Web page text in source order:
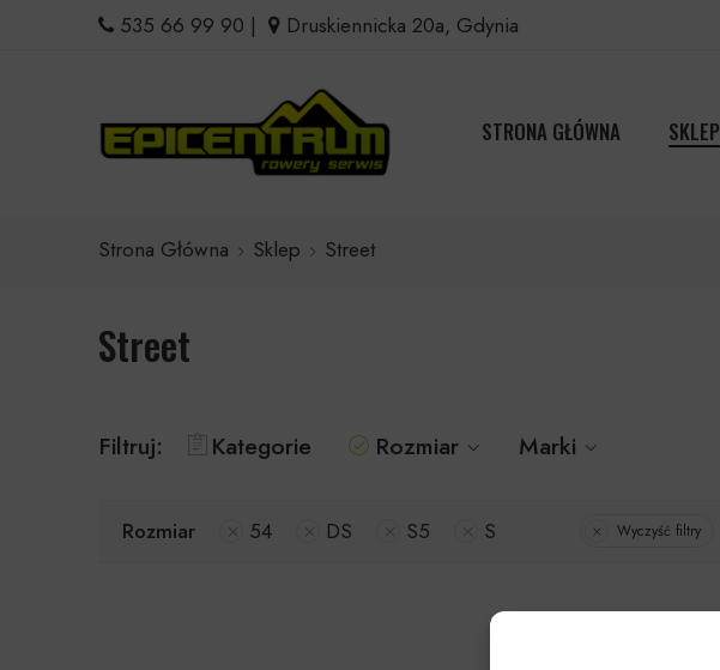
535 66 99 90 | Druskiennicka 20a, Gdynia
STRONA GŁÓWNA SKLEP
Strona Główna Sklep Street
Street
Filtruj: Kategorie Rozmiar Marki
Rozmiar 54 DS S5 S Wyczyść filtry